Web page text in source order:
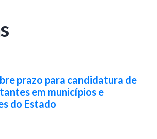
prazo para candidatura de
em municípios e
do Estado